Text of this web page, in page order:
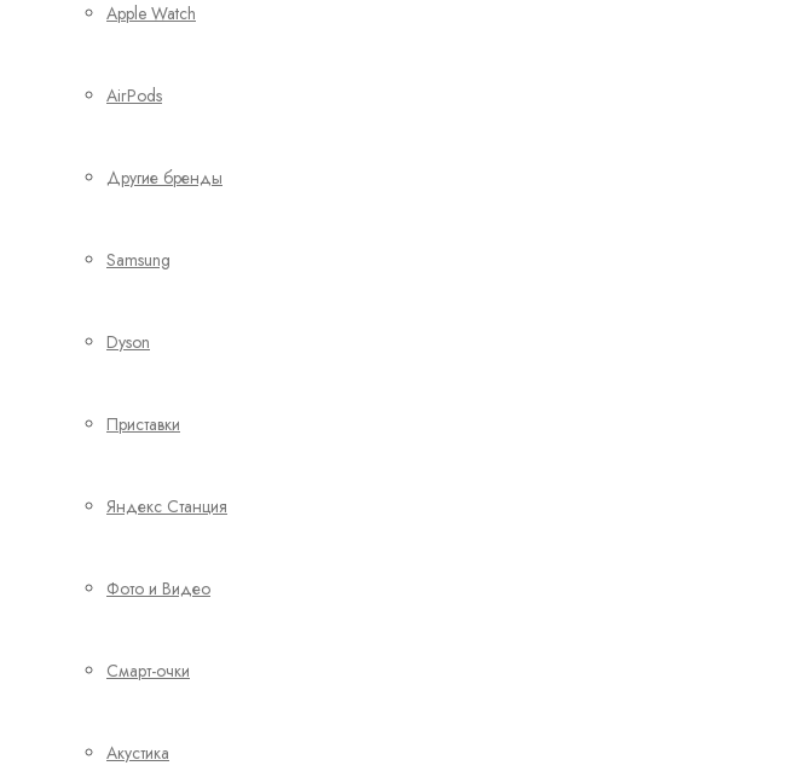
Apple Watch
AirPods
Другие бренды
Samsung
Dyson
Приставки
Яндекс Станция
Фото и Видео
Смарт-очки
Акустика